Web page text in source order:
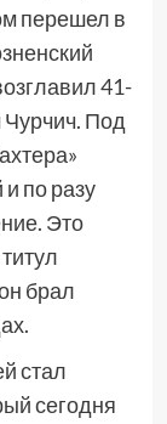
перешел в
41-
Чурчич. Под
по разу
Это
брал
стал
сегодня